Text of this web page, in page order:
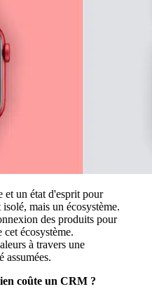
et un état d'esprit pour
mais un écosystème.
des produits pour
écosystème.
à travers une
assumées.
coûte un CRM ?